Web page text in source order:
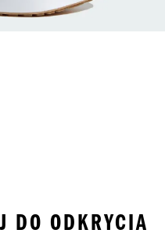
DO ODKRYCIA